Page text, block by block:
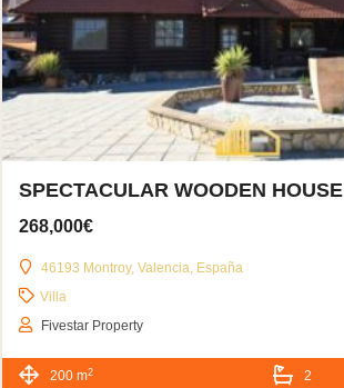
SPECTACULAR WOODEN HOUSE
268,000€
46193 Montroy, Valencia, España
Villa
Fivestar Property
200 m2 2